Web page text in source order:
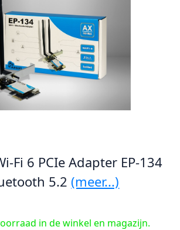
Fi 6 PCIe Adapter EP-134
5.2(meer...)
in de winkel en magazijn.